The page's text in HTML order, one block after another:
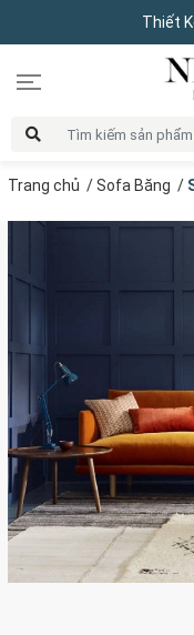
Thiết
Trang chủ /Sofa Băng /